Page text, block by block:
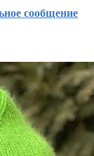
сообщение